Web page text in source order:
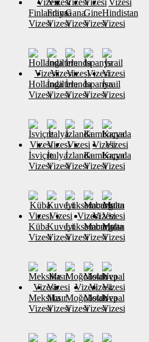
Finlandiya
Vizesi
Fransa
Vizesi
Gana
Vizesi
Gine
Vizesi
Hindistan
Vizesi
Hollanda
Vizesi
İngiltere
Vizesi
İrlanda
Vizesi
İspanya
Vizesi
İsrail
Vizesi
İsviçre
Vizesi
İtalya
Vizesi
İzlanda
Vizesi
Kamboçya
Vizesi
Kanada
Vizesi
Küba
Vizesi
Kuveyt
Vizesi
Lüksemburg
Vizesi
Macaristan
Vizesi
Malta
Vizesi
Meksika
Vizesi
Mısır
Vizesi
Moğolistan
Vizesi
Moldova
Vizesi
Nepal
Vizesi